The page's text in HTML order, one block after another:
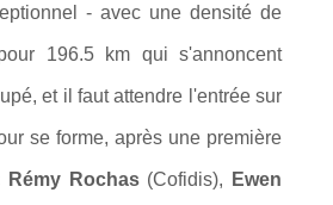
- avec une densité de
196.5 km qui s'annoncent
et il faut attendre l'entrée sur
se forme, après une première
Rémy Rochas(Cofidis), Ewen